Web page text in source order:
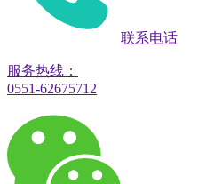
联系电话
服务热线：
0551-62675712